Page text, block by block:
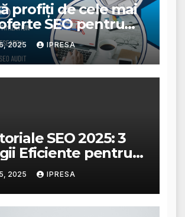
profiți de cele mai
SEO pentru
ta?
2025 IPRESA
SEO 2025: 3
Eficiente pentru
Traficului
2025 IPRESA